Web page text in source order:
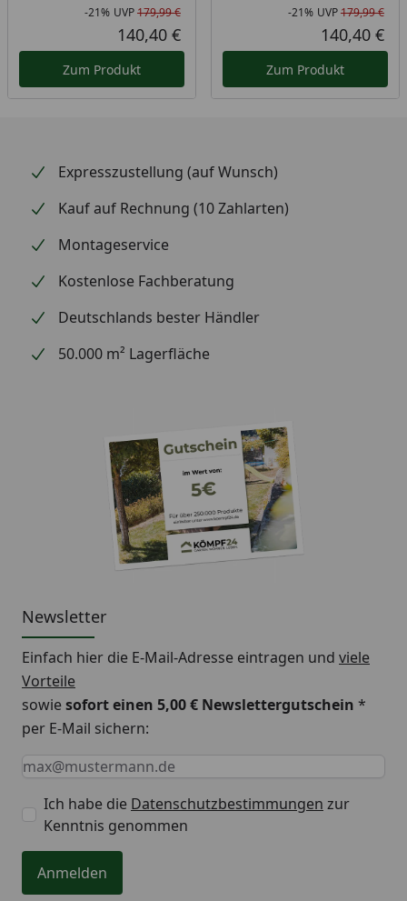
Rabatt in Prozent
-21%
Ursprünglicher Preis
UVP179,99 €
Aktueller Preis
140,40 €
Zum Produkt
-21% UVP179,99 €
140,40 €
Zum Produkt
Expresszustellung (auf Wunsch)
Kauf auf Rechnung (10 Zahlarten)
Montageservice
Kostenlose Fachberatung
Deutschlands bester Händler
50.000 m² Lagerfläche
Newsletter
Einfach hier die E-Mail-Adresse eintragen und viele
Vorteile
sowiesofort einen 5,00 € Newslettergutschein *
per E-Mail sichern:
Keine Eingabe erforderlich
Eingabe erforderlich
E-Mail *
Ich habe die Datenschutzbestimmungen zur
Kenntnis genommen
Anmelden